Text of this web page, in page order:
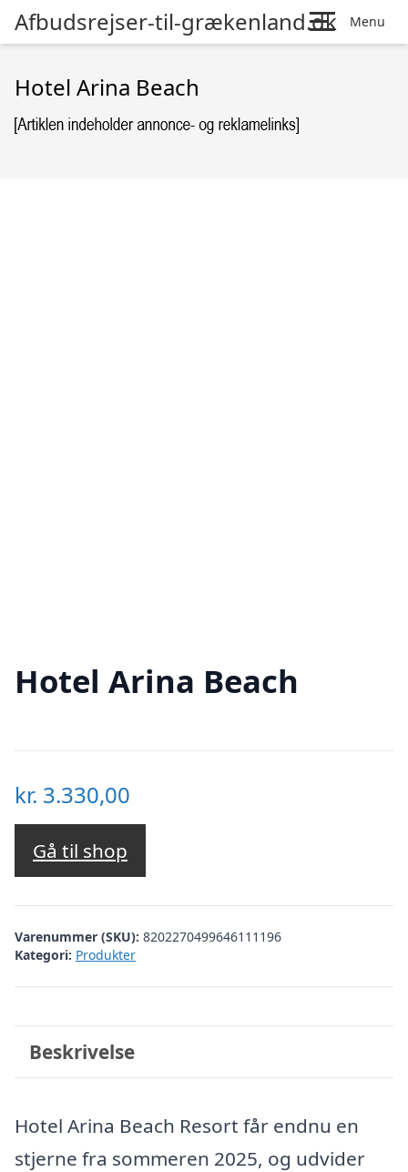
Afbudsrejser-til-grækenland.dk Menu
Hotel Arina Beach
Hotel Arina Beach
kr. 3.330,00
Gå til shop
Varenummer (SKU): 8202270499646111196
Kategori: Produkter
Beskrivelse
Hotel Arina Beach Resort får endnu en
stjerne fra sommeren 2025, og udvider